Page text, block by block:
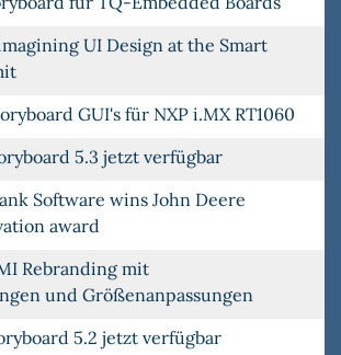
UI Design at the Smart
GUI's für NXP i.MX RT1060
5.3 jetzt verfügbar
Software wins John Deere
award
Rebranding mit
und Größenanpassungen
5.2 jetzt verfügbar